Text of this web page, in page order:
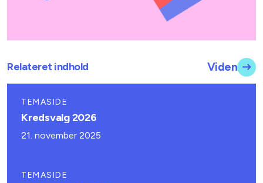
Relateret indhold Viden
TEMASIDE
Kredsvalg 2026
21. november 2025
TEMASIDE